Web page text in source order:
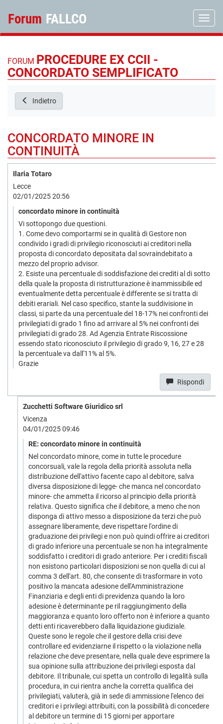
Forum FALLCO
FORUM PROCEDURE EX CCII -
CONCORDATO SEMPLIFICATO
Indietro
CONCORDATO MINORE IN
CONTINUITÀ
Ilaria Totaro
Lecce
02/01/2025 20:56
concordato minore in continuità
Vi sottopongo due questioni.
1. Come devo comportarmi se in qualità di Gestore non
condivido i gradi di privilegio riconosciuti ai creditori nella
proposta di concordato depositata dal sovraindebitato a
mezzo del proprio advisor.
2. Esiste una percentuale di soddisfazione dei crediti al di sotto
della quale la proposta di ristrutturazione è inammissibile ed
eventualmente detta percentuale è differente se si tratta di
debiti erariali. Nel caso specifico, stante la suddivisione in
classi, si parte da una percentuale del 18-17% nei confronti dei
privilegiati di grado 1 fino ad arrivare al 5% nei confronti dei
privilegiati di grado 28. Ad Agenzia Entrate Riscossione
essendo stato riconosciuto il privilegio di grado 9, 16, 27 e 28
la percentuale va dall'11% al 5%.
Grazie
Rispondi
Zucchetti Software Giuridico srl
Vicenza
04/01/2025 09:46
RE: concordato minore in continuità
Nel concordato minore, come in tutte le procedure
concorsuali, vale la regola della priorità assoluta nella
distribuzione dell'attivo facente capo al debitore, salva
diversa disposizione di legge- che manca nel concordato
minore- che ammetta il ricorso al principio della priorità
relativa. Questo significa che il debitore, a meno che non
disponga di attivo messo a disposizione da terzi che può
assegnare liberamente, deve rispettare l'ordine di
graduazione dei privilegi e non può quindi offrire ai creditori
di grado inferiore una percentuale se non ha integralmente
soddisfatto i creditori di grado anteriore. Per i crediti fiscali
non esistono particolari disposizioni se non quella di cui al
comma 3 dell'art. 80, che consente di trasformare in voto
positivo la mancata adesione dell'Amministrazione
Finanziaria e degli enti di previdenza quando la loro
adesione è determinante pe ril raggiungimento della
maggioranza e quanto loro offerto non è inferiore a quanto
detti enti ricaverebbero dalla liquidazione giudiziale.
Queste sono le regole che il gestore della crisi deve
controllare ed evidenziarne il rispetto o la violazione nella
relazione che deve presentare, nella quale deve esprimere la
sua opinione sulla attribuzione dei privilegi esposta dal
debitore. Il tribunale, cui spetta un controllo di legalità sulla
procedura, in cui rientra anche la corretta qualifica dei
privilegiati, valuterà, già in sede di ammissione l'elenco dei
creditori e i privilegi attribuiti, con la possibilità di concedere
al debitore un termine di 15 giorni per apportare